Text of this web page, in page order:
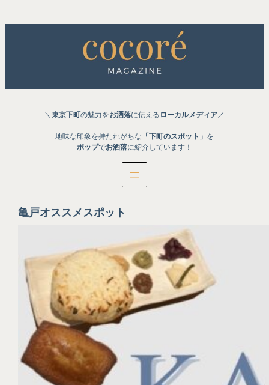
容
ッ
＼ 東京下町の魅力をお洒落に伝える ローカルメディア ／
地味な印象を持たれがちな 「下町のスポット」 を
ポップでお洒落に紹介しています！
亀戸オススメスポット